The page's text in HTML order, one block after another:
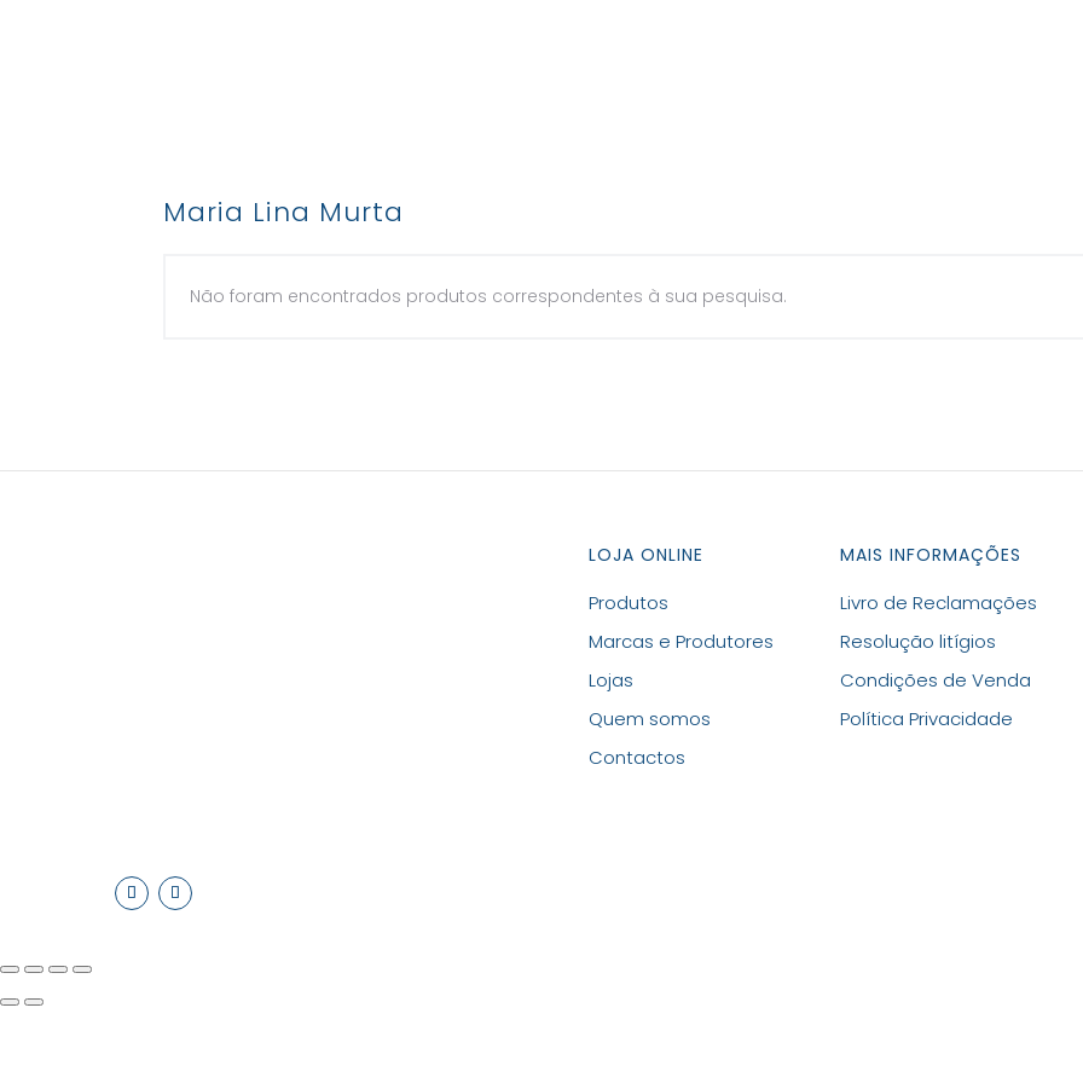
Maria Lina Murta
Não foram encontrados produtos correspondentes à sua pesquisa.
LOJA ONLINE
Produtos
Marcas e Produtores
Lojas
Quem somos
Contactos
MAIS INFORMAÇÕES
Livro de Reclamações
Resolução litígios
Condições de Venda
Política Privacidade